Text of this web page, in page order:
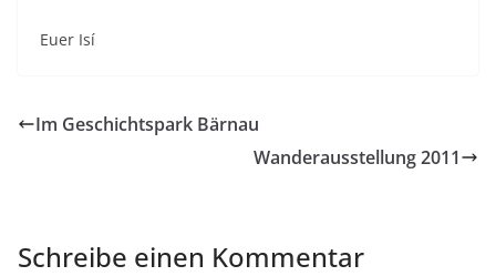
Euer Isí
Im Geschichtspark Bärnau
Wanderausstellung 2011
Schreibe einen Kommentar